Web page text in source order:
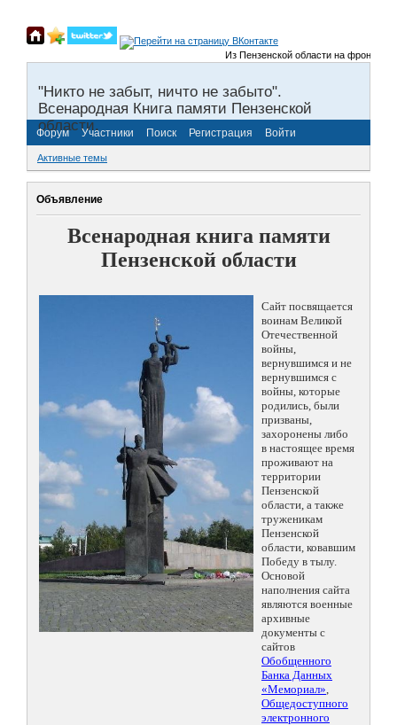
Из Пензенской области на фронты
"Никто не забыт, ничто не забыто".
Всенародная Книга памяти Пензенской
области.
Форум Участники Поиск Регистрация Войти
Активные темы
Объявление
Всенародная книга памяти
Пензенской области
Сайт посвящается
воинам Великой
Отечественной
войны,
вернувшимся и не
вернувшимся с
войны, которые
родились, были
призваны,
захоронены либо
в настоящее время
проживают на
территории
Пензенской
области, а также
труженикам
Пензенской
области, ковавшим
Победу в тылу.
Основой
наполнения сайта
являются военные
архивные
документы с
сайтов
Обобщенного
Банка Данных
«Мемориал»,
Общедоступного
электронного